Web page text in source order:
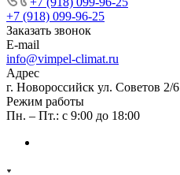
+7 (918) 099-96-25
Заказать звонок
E-mail
info@vimpel-climat.ru
Адрес
г. Новороссийск ул. Советов 2/6
Режим работы
Пн. – Пт.: с 9:00 до 18:00